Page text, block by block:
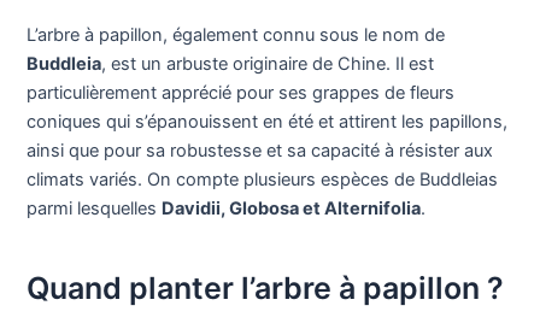
L’arbre à papillon, également connu sous le nom de
Buddleia, est un arbuste originaire de Chine. Il est
particulièrement apprécié pour ses grappes de fleurs
coniques qui s’épanouissent en été et attirent les papillons,
ainsi que pour sa robustesse et sa capacité à résister aux
climats variés. On compte plusieurs espèces de Buddleias
parmi lesquelles Davidii, Globosa et Alternifolia.
Quand planter l’arbre à papillon ?